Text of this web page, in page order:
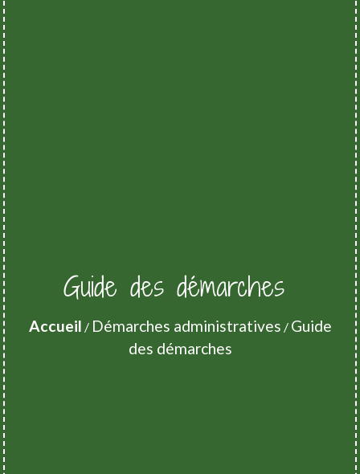
Guide des démarches
Accueil / Démarches administratives / Guide
des démarches